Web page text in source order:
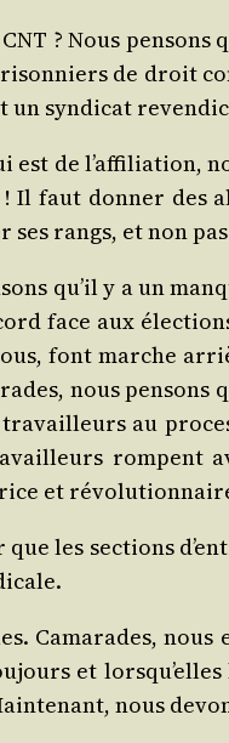
? Nous pen­sons
de droit
un syn­di­cat
est de l’af­fi­lia­tion,
! Il faut don­ner
rangs, et non
qu’il y a un
face aux
font marche
nous pen­sons
au
rompent
et
les sec­tions
Cama­rades,
et
nous